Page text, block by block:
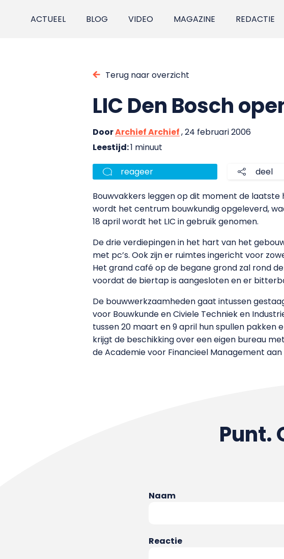
ACTUEEL BLOG VIDEO MAGAZINE REDACTIE
Terug naar overzicht
LIC Den Bosch
DoorArchief Archief, 24 februari 2006
Leestijd:1 minuut
reageer deel
Bouwvakkers leggen op dit moment de
wordt het centrum bouwkundig opgeleverd,
18 april wordt het LIC in gebruik genomen.
De drie verdiepingen in het hart van het
met pc’s. Ook zijn er ruimtes ingericht voor
Het grand café op de begane grond zal rond
voordat de biertap is aangesloten en er
De bouwwerkzaamheden gaat intussen
voor Bouwkunde en Civiele Techniek en
tussen 20 maart en 9 april hun spullen pakken
krijgt de beschikking over een eigen bureau
de Academie voor Financieel Management
Punt.
Naam
Reactie